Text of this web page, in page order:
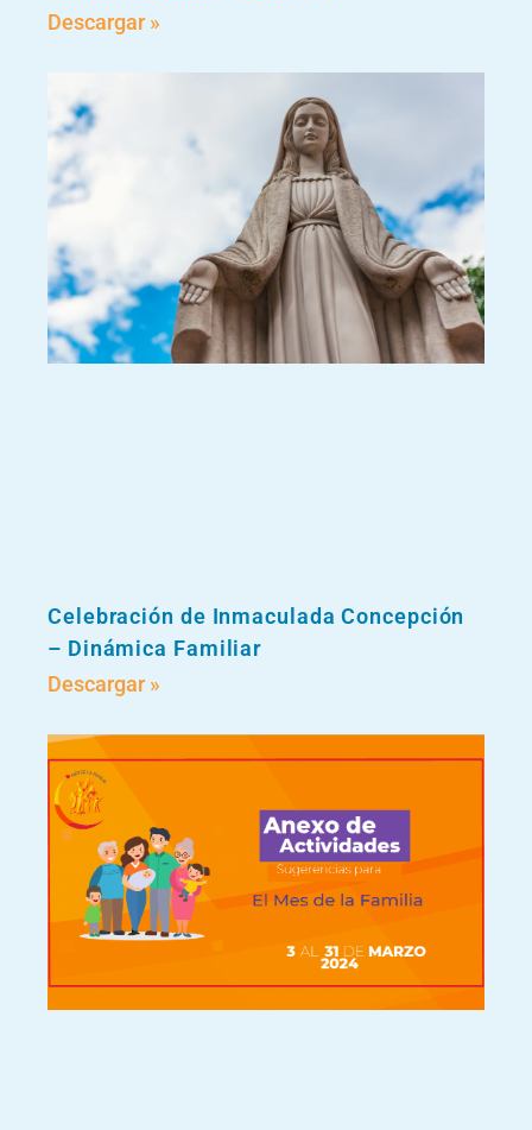
Descargar »
Celebración de Inmaculada Concepción
– Dinámica Familiar
Descargar »